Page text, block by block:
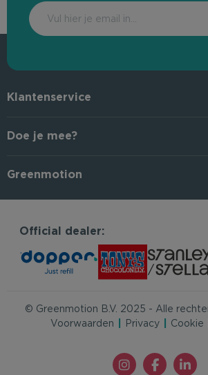
Klantenservice
Doe je mee?
Greenmotion
Official dealer:
© Greenmotion B.V. 2025 - Alle
Voorwaarden
Privacy Cookie